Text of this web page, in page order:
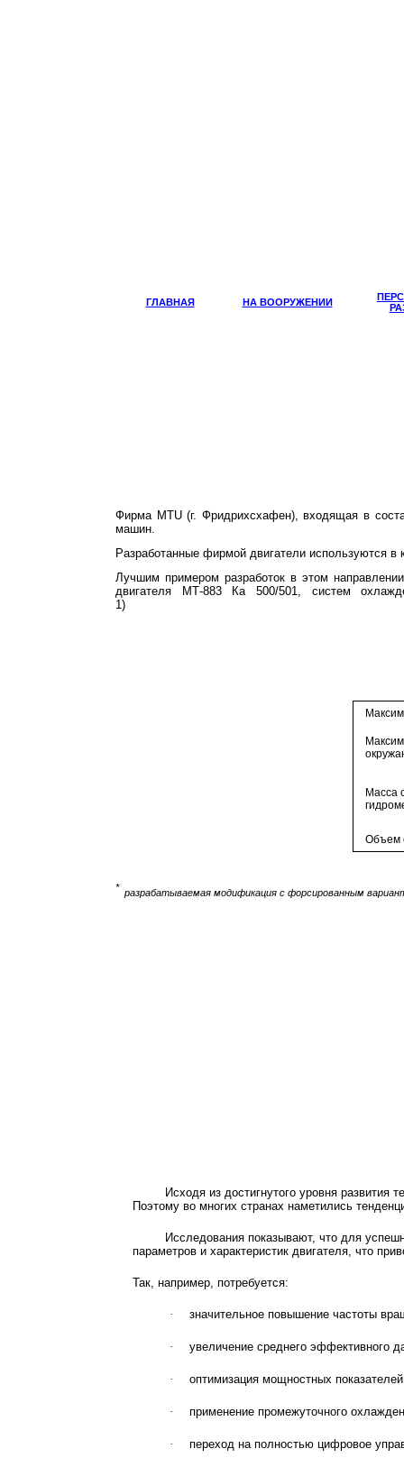
ГЛАВНАЯ НА ВООРУЖЕНИИ
Фирма MTU (г. Фридрихсхафен), входящая в
машин.
Разработанные фирмой двигатели используются в
Лучшим примером разработок в этом
двигателя МТ-883 Ка 500/501, систем
1)
Масса
Объем
*
разрабатываемая модификация с форсированным
Исходя из достигнутого уровня
Поэтому во многих странах наметились
Исследования показывают, что для
параметров и характеристик двигателя, что
Так, например, потребуется:
· значительное повышение частоты
· увеличение среднего эффективного
· оптимизация мощностных
· применение промежуточного
· переход на полностью цифровое